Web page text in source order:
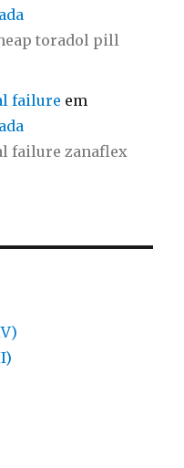
toradol pill
failure em
failure zanaflex